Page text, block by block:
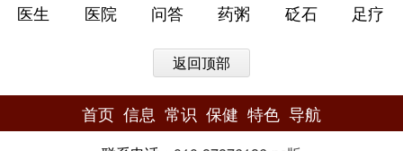
医生
医院 问答 药粥 砭石 足疗
返回顶部
首页 信息 常识 保健 特色 导航